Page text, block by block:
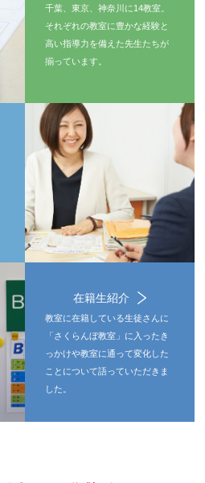
千葉、東京、神奈川に14教室。
それぞれの教室に豊かな経験と
高い指導力を備えた先生たちが
揃っています。
在籍生紹介
教室に在籍している生徒さんに
「さくらんぼ教室」に入ったき
っかけや教室に通って変化した
ことについて語っていただきま
した。